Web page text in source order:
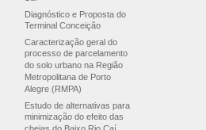
Diagnóstico e Proposta do
Terminal Conceição
Caracterização geral do
processo de parcelamento
do solo urbano na Região
Metropolitana de Porto
Alegre (RMPA)
Estudo de alternativas para
minimização do efeito das